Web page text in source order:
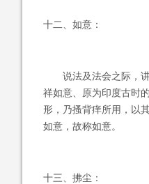
十二、如意：
说法及法会之际，讲
祥如意、原为印度古时
形，乃搔背痒所用，以
如意，故称如意。
十三、拂尘：